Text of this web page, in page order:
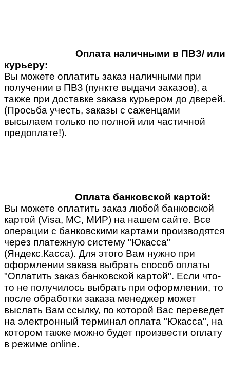
Оплата наличными в ПВЗ/ или
курьеру:
Вы можете оплатить заказ наличными при
получении в ПВЗ (пункте выдачи заказов), а
также при доставке заказа курьером до дверей.
(Просьба учесть, заказы с саженцами
высылаем только по полной или частичной
предоплате!).
Оплата банковской картой:
Вы можете оплатить заказ любой банковской
картой (Visa, MC, МИР) на нашем сайте. Все
операции с банковскими картами производятся
через платежную систему "Юкасса"
(Яндекс.Касса). Для этого Вам нужно при
оформлении заказа выбрать способ оплаты
"Оплатить заказ банковской картой". Если что-
то не получилось выбрать при оформлении, то
после обработки заказа менеджер может
выслать Вам ссылку, по которой Вас переведет
на электронный терминал оплата "Юкасса", на
котором также можно будет произвести оплату
в режиме online.